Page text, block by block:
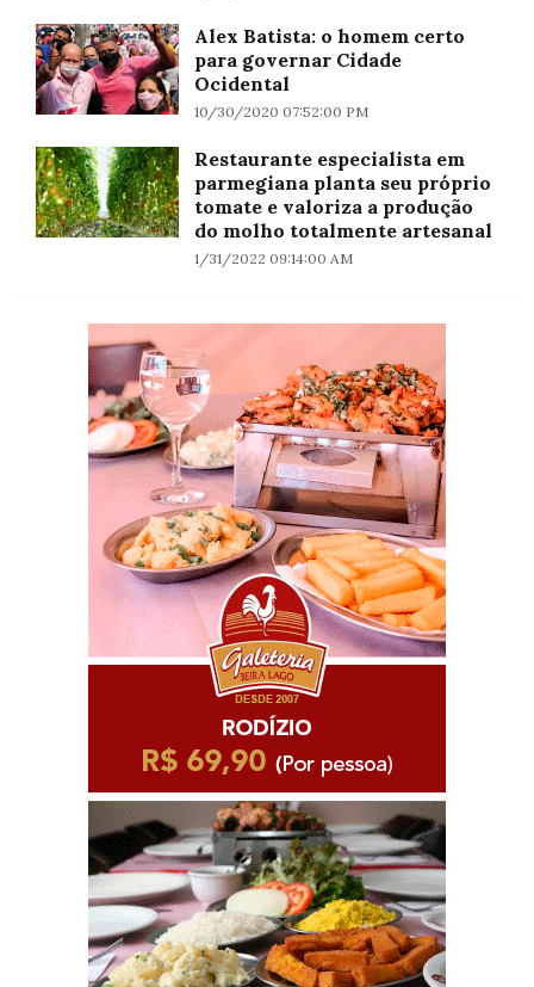
Alex Batista: o homem certo
para governar Cidade
Ocidental
10/30/2020 07:52:00 PM
Restaurante especialista em
parmegiana planta seu próprio
tomate e valoriza a produção
do molho totalmente artesanal
1/31/2022 09:14:00 AM